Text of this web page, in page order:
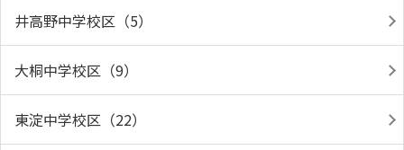
井高野中学校区（5）
大桐中学校区（9）
東淀中学校区（22）